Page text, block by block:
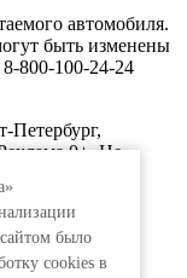
было
сookies в
автомобиля.
быть изменены
800-100-24-24
0+. Не